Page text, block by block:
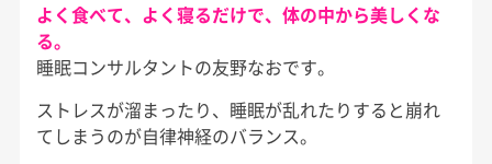
よく食べて、よく寝るだけで、体の中から美しくな
る。
睡眠コンサルタントの友野なおです。
ストレスが溜まったり、睡眠が乱れたりすると崩れ
てしまうのが自律神経のバランス。